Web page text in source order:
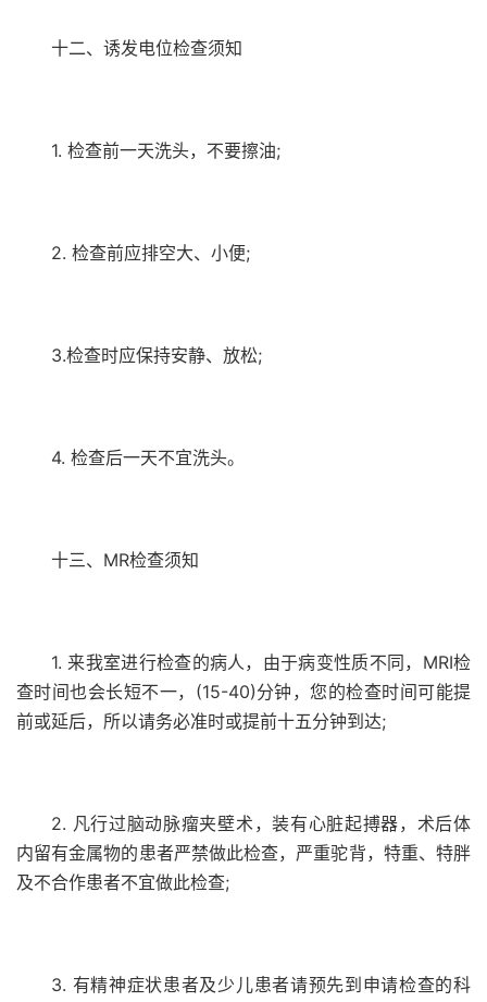
十二、诱发电位检查须知
1. 检查前一天洗头，不要擦油;
2. 检查前应排空大、小便;
3.检查时应保持安静、放松;
4. 检查后一天不宜洗头。
十三、MR检查须知
1. 来我室进行检查的病人，由于病变性质不同，MRI检
查时间也会长短不一，(15-40)分钟，您的检查时间可能提
前或延后，所以请务必准时或提前十五分钟到达;
2. 凡行过脑动脉瘤夹壁术，装有心脏起搏器，术后体
内留有金属物的患者严禁做此检查，严重驼背，特重、特胖
及不合作患者不宜做此检查;
3. 有精神症状患者及少儿患者请预先到申请检查的科